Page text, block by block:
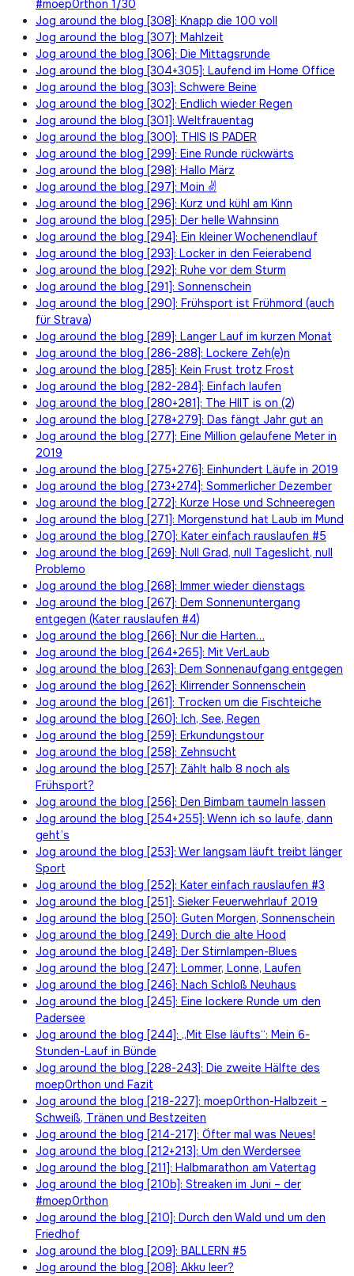
#moep0rthon 1/30
Jog around the blog [308]: Knapp die 100 voll
Jog around the blog [307]: Mahlzeit
Jog around the blog [306]: Die Mittagsrunde
Jog around the blog [304+305]: Laufend im Home Office
Jog around the blog [303]: Schwere Beine
Jog around the blog [302]: Endlich wieder Regen
Jog around the blog [301]: Weltfrauentag
Jog around the blog [300]: THIS IS PADER
Jog around the blog [299]: Eine Runde rückwärts
Jog around the blog [298]: Hallo März
Jog around the blog [297]: Moin ✌
Jog around the blog [296]: Kurz und kühl am Kinn
Jog around the blog [295]: Der helle Wahnsinn
Jog around the blog [294]: Ein kleiner Wochenendlauf
Jog around the blog [293]: Locker in den Feierabend
Jog around the blog [292]: Ruhe vor dem Sturm
Jog around the blog [291]: Sonnenschein
Jog around the blog [290]: Frühsport ist Frühmord (auch
für Strava)
Jog around the blog [289]: Langer Lauf im kurzen Monat
Jog around the blog [286-288]: Lockere Zeh(e)n
Jog around the blog [285]: Kein Frust trotz Frost
Jog around the blog [282-284]: Einfach laufen
Jog around the blog [280+281]: The HIIT is on (2)
Jog around the blog [278+279]: Das fängt Jahr gut an
Jog around the blog [277]: Eine Million gelaufene Meter in
2019
Jog around the blog [275+276]: Einhundert Läufe in 2019
Jog around the blog [273+274]: Sommerlicher Dezember
Jog around the blog [272]: Kurze Hose und Schneeregen
Jog around the blog [271]: Morgenstund hat Laub im Mund
Jog around the blog [270]: Kater einfach rauslaufen #5
Jog around the blog [269]: Null Grad, null Tageslicht, null
Problemo
Jog around the blog [268]: Immer wieder dienstags
Jog around the blog [267]: Dem Sonnenuntergang
entgegen (Kater rauslaufen #4)
Jog around the blog [266]: Nur die Harten…
Jog around the blog [264+265]: Mit VerLaub
Jog around the blog [263]: Dem Sonnenaufgang entgegen
Jog around the blog [262]: Klirrender Sonnenschein
Jog around the blog [261]: Trocken um die Fischteiche
Jog around the blog [260]: Ich, See, Regen
Jog around the blog [259]: Erkundungstour
Jog around the blog [258]: Zehnsucht
Jog around the blog [257]: Zählt halb 8 noch als
Frühsport?
Jog around the blog [256]: Den Bimbam taumeln lassen
Jog around the blog [254+255]: Wenn ich so laufe, dann
geht’s
Jog around the blog [253]: Wer langsam läuft treibt länger
Sport
Jog around the blog [252]: Kater einfach rauslaufen #3
Jog around the blog [251]: Sieker Feuerwehrlauf 2019
Jog around the blog [250]: Guten Morgen, Sonnenschein
Jog around the blog [249]: Durch die alte Hood
Jog around the blog [248]: Der Stirnlampen-Blues
Jog around the blog [247]: Lommer, Lonne, Laufen
Jog around the blog [246]: Nach Schloß Neuhaus
Jog around the blog [245]: Eine lockere Runde um den
Padersee
Jog around the blog [244]: „Mit Else läufts“: Mein 6-
Stunden-Lauf in Bünde
Jog around the blog [228-243]: Die zweite Hälfte des
moep0rthon und Fazit
Jog around the blog [218-227]: moep0rthon-Halbzeit –
Schweiß, Tränen und Bestzeiten
Jog around the blog [214-217]: Öfter mal was Neues!
Jog around the blog [212+213]: Um den Werdersee
Jog around the blog [211]: Halbmarathon am Vatertag
Jog around the blog [210b]: Streaken im Juni – der
#moep0rthon
Jog around the blog [210]: Durch den Wald und um den
Friedhof
Jog around the blog [209]: BALLERN #5
Jog around the blog [208]: Akku leer?